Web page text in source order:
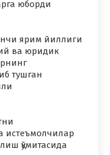
юборди
ярим йиллиги
ва юридик
тушган
истеъмолчилар
қўмитасида